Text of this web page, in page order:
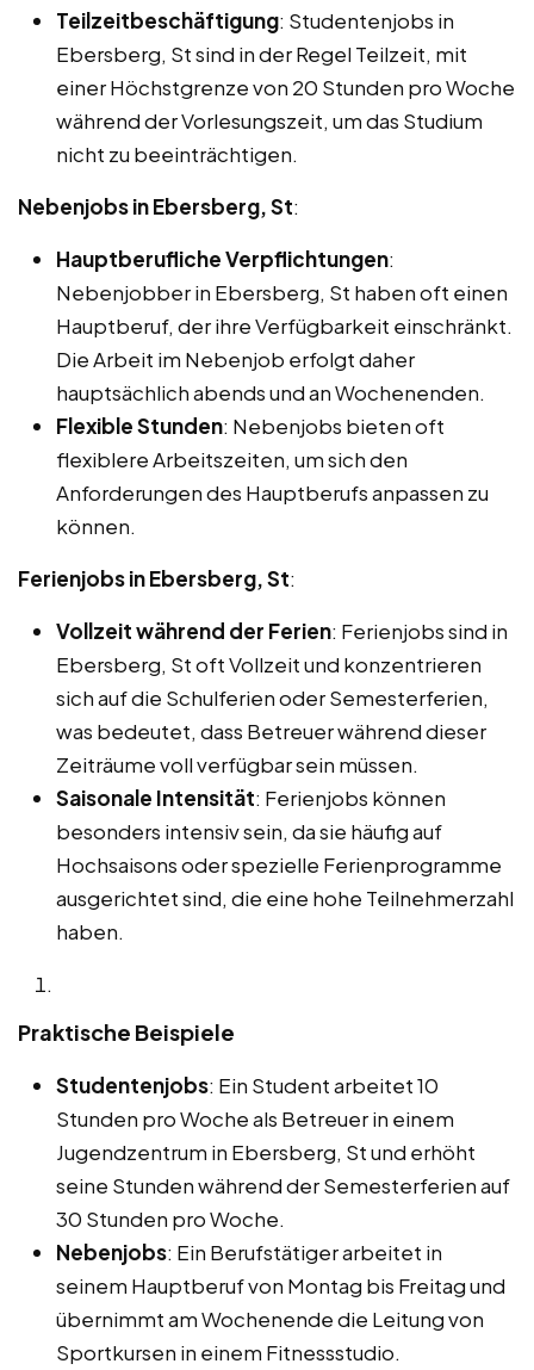
Teilzeitbeschäftigung: Studentenjobs in
Ebersberg, St sind in der Regel Teilzeit, mit
einer Höchstgrenze von 20 Stunden pro Woche
während der Vorlesungszeit, um das Studium
nicht zu beeinträchtigen.
Nebenjobs in Ebersberg, St:
Hauptberufliche Verpflichtungen:
Nebenjobber in Ebersberg, St haben oft einen
Hauptberuf, der ihre Verfügbarkeit einschränkt.
Die Arbeit im Nebenjob erfolgt daher
hauptsächlich abends und an Wochenenden.
Flexible Stunden: Nebenjobs bieten oft
flexiblere Arbeitszeiten, um sich den
Anforderungen des Hauptberufs anpassen zu
können.
Ferienjobs in Ebersberg, St:
Vollzeit während der Ferien: Ferienjobs sind in
Ebersberg, St oft Vollzeit und konzentrieren
sich auf die Schulferien oder Semesterferien,
was bedeutet, dass Betreuer während dieser
Zeiträume voll verfügbar sein müssen.
Saisonale Intensität: Ferienjobs können
besonders intensiv sein, da sie häufig auf
Hochsaisons oder spezielle Ferienprogramme
ausgerichtet sind, die eine hohe Teilnehmerzahl
haben.
Praktische Beispiele
Studentenjobs: Ein Student arbeitet 10
Stunden pro Woche als Betreuer in einem
Jugendzentrum in Ebersberg, St und erhöht
seine Stunden während der Semesterferien auf
30 Stunden pro Woche.
Nebenjobs: Ein Berufstätiger arbeitet in
seinem Hauptberuf von Montag bis Freitag und
übernimmt am Wochenende die Leitung von
Sportkursen in einem Fitnessstudio.